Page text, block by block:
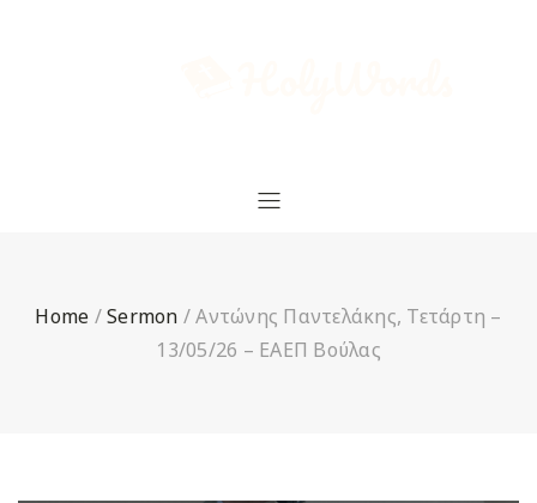
Home /Sermon /Αντώνης Παντελάκης, Τετάρτη –
13/05/26 – ΕΑΕΠ Βούλας